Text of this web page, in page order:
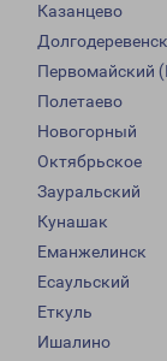
Казанцево
Первомайский
Полетаево
Новогорный
Октябрьское
Зауральский
Кунашак
Еманжелинск
Есаульский
Еткуль
Ишалино